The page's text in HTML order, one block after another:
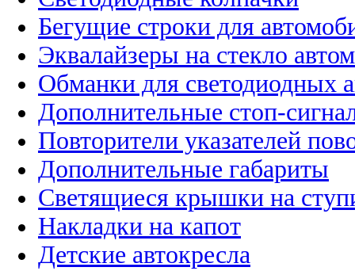
Бегущие строки для
Эквалайзеры на стекло
Обманки для светодиодных
Дополнительные стоп-
Повторители указателей
Дополнительные габариты
Светящиеся крышки на
Накладки на капот
Детские автокресла